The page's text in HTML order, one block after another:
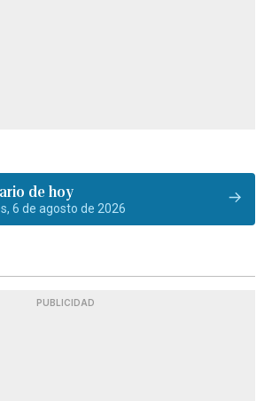
de hoy
6 de agosto de 2026
PUBLICIDAD